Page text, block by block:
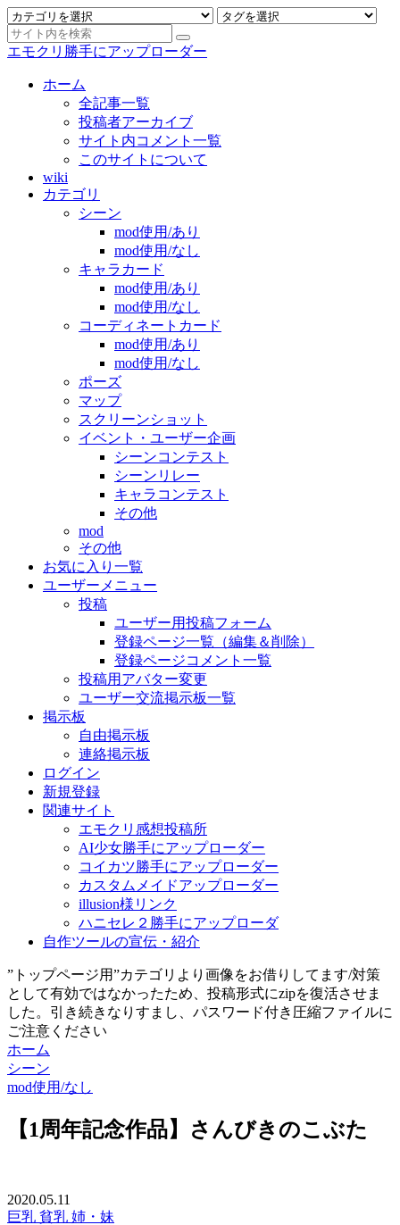
エモクリ勝手にアップローダー
ホーム
全記事一覧
投稿者アーカイブ
サイト内コメント一覧
このサイトについて
wiki
カテゴリ
シーン
mod使用/あり
mod使用/なし
キャラカード
mod使用/あり
mod使用/なし
コーディネートカード
mod使用/あり
mod使用/なし
ポーズ
マップ
スクリーンショット
イベント・ユーザー企画
シーンコンテスト
シーンリレー
キャラコンテスト
その他
mod
その他
お気に入り一覧
ユーザーメニュー
投稿
ユーザー用投稿フォーム
登録ページ一覧（編集＆削除）
登録ページコメント一覧
投稿用アバター変更
ユーザー交流掲示板一覧
掲示板
自由掲示板
連絡掲示板
ログイン
新規登録
関連サイト
エモクリ感想投稿所
AI少女勝手にアップローダー
コイカツ勝手にアップローダー
カスタムメイドアップローダー
illusion様リンク
ハニセレ２勝手にアップローダ
自作ツールの宣伝・紹介
”トップページ用”カテゴリより画像をお借りしてます/対策
として有効ではなかったため、投稿形式にzipを復活させま
した。引き続きなりすまし、パスワード付き圧縮ファイルに
ご注意ください
ホーム
シーン
mod使用/なし
【1周年記念作品】さんびきのこぶた
2020.05.11
巨乳 貧乳 姉・妹